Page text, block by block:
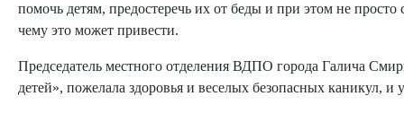
помочь детям, предостеречь их от беды и при этом не просто
чему это может привести.
Председатель местного отделения ВДПО города Галича
детей», пожелала здоровья и веселых безопасных каникул, и